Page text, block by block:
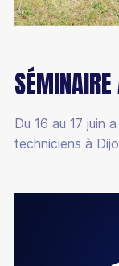
SÉMINAIRE
Du 16 au 17 juin
techniciens à